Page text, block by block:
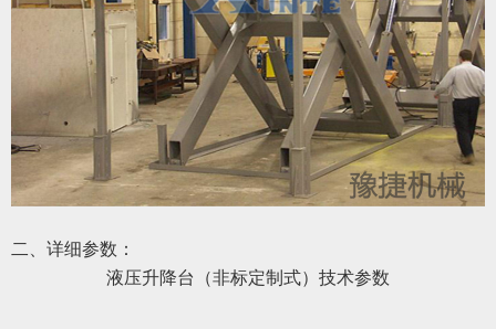
二、详细参数：
液压升降台（非标定制式） 技术参数